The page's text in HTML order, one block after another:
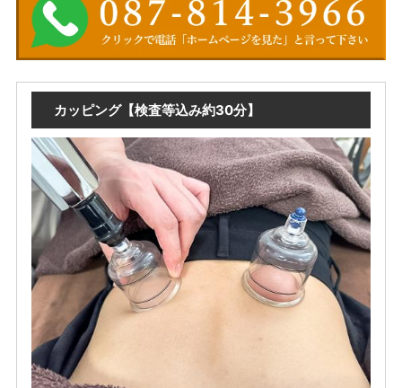
カッピング【検査等込み約30分】